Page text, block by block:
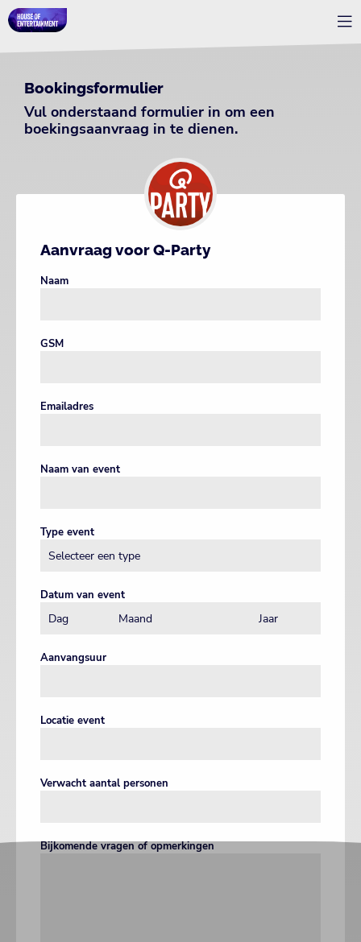
Bookingsformulier
Vul onderstaand formulier in om een
boekingsaanvraag in te dienen.
Aanvraag voor Q-Party
Naam
GSM
Emailadres
Naam van event
Type event
Datum van event
Aanvangsuur
Locatie event
Verwacht aantal personen
Bijkomende vragen of opmerkingen